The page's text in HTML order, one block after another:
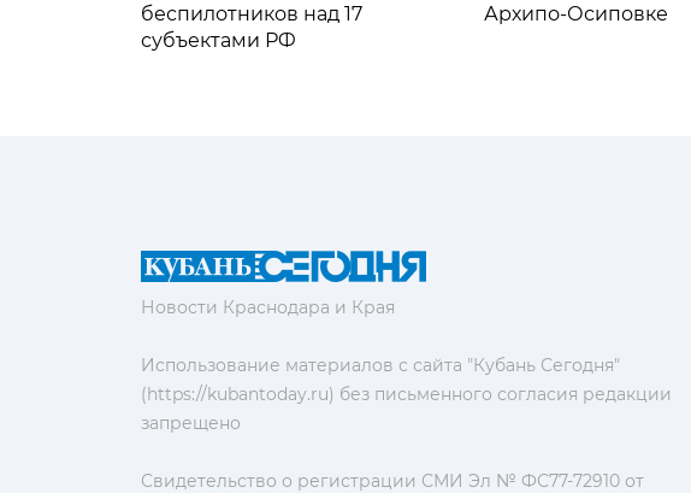
беспилотников над 17
субъектами РФ
Архипо-Осиповке
Новости Краснодара и Края
Использование материалов с сайта "Кубань Сегодня"
(https://kubantoday.ru) без письменного согласия редакции
запрещено
Свидетельство о регистрации СМИ Эл № ФС77-72910 от